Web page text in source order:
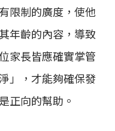
限制的廣度，使他
年齡的內容，導致
家長皆應確實掌管
」，才能夠確保發
正向的幫助。